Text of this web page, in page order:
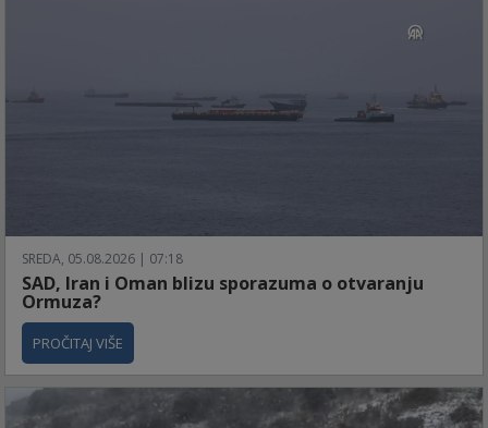
SREDA, 05.08.2026 | 07:18
SAD, Iran i Oman blizu sporazuma o otvaranju
Ormuza?
PROČITAJ VIŠE